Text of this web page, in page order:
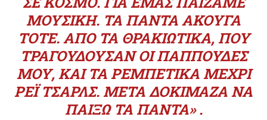
ΜΟΥΣΙΚΉ. ΤΑ ΠΆΝΤΑ ΆΚΟΥΓΑ
ΤΌΤΕ. ΑΠΌ ΤΑ ΘΡΑΚΙΏΤΙΚΑ, ΠΟΥ
ΤΡΑΓΟΥΔΟΎΣΑΝ ΟΙ ΠΑΠΠΟΎΔΕΣ
ΜΟΥ, ΚΑΙ ΤΑ ΡΕΜΠΈΤΙΚΑ ΜΈΧΡΙ
ΡΈΙ ΤΣΑΡΛΣ. ΜΕΤΆ ΔΟΚΊΜΑΖΑ ΝΑ
ΠΑΊΞΩ ΤΑ ΠΆΝΤΑ» .